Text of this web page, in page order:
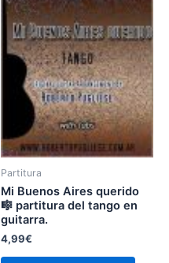
Partitura
Mi Buenos Aires querido
🎼 partitura del tango en
guitarra.
4,99€